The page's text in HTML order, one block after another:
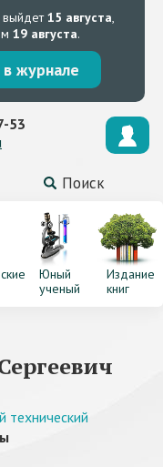
15 августа,
19 августа.
журнале
Поиск
53
Юный
ученый
Издание
книг
технический